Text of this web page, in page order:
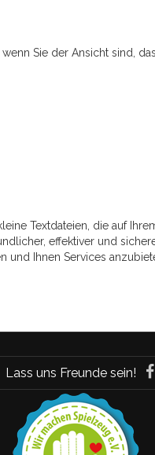
Sie der Ansicht sind,
Textdateien, die auf
effektiver und
und Ihnen Services
Lass uns Freunde sein!